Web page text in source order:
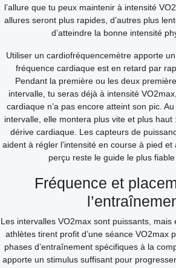
l’allure que tu peux maintenir à intensité
allures seront plus rapides, d’autres plus
d’atteindre la bonne intensité
Utiliser un cardiofréquencemètre apporte
fréquence cardiaque est en retard par
Pendant la première ou les deux
intervalle, tu seras déjà à intensité
cardiaque n’a pas encore atteint son pic.
intervalle, elle montera plus vite et plus haut
dérive cardiaque. Les capteurs de
aident à régler l’intensité en course à pied et
perçu reste le guide le plus fiable
Fréquence et
Les intervalles VO2max sont puissants,
athlètes tirent profit d’une séance VO2max
phases d’entraînement spécifiques à la
apporte un stimulus suffisant pour